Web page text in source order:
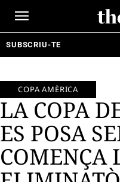
SUBSCRIU-TE
COPA AMÈRICA
LA COPA
ES POSA
COMENÇA